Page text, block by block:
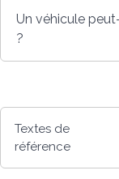
Un véhicule
?
Textes de
référence